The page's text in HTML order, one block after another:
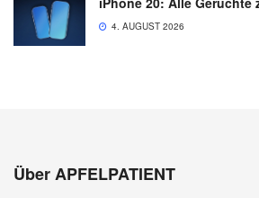
4. AUGUST 2026
Über APFELPATIENT